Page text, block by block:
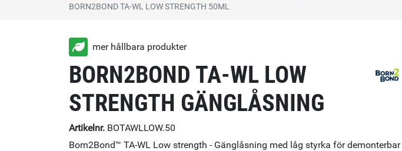
BORN2BOND TA-WL LOW STRENGTH 50ML
mer hållbara produkter
BORN2BOND TA-WL LOW
STRENGTH GÄNGLÅSNING
Artikelnr. BOTAWLLOW.50
Born2Bond™ TA-WL Low strength - Gänglåsning med låg styrka för demonterbar